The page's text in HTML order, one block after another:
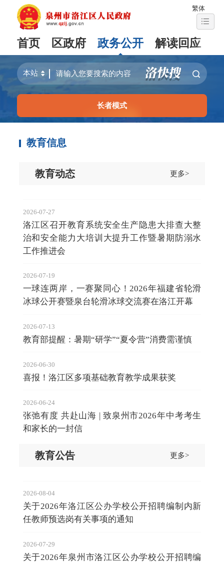
繁体
首页 区政府 政务公开 解读回应
长者模式
教育信息
教育动态 更多>
2026-07-27
洛江区召开教育系统安全生产隐患大排查大整
治和安全能力大培训大提升工作暨暑期防溺水
工作推进会
2026-07-19
一球连两岸，一赛聚同心！2026年福建省轮滑
冰球公开赛暨泉台轮滑冰球交流赛在洛江开幕
2026-07-13
教育部提醒：暑期“研学”“夏令营”消费需谨慎
2026-06-30
喜报！洛江区多项基础教育教学成果获奖
2026-06-24
张弛有度 共赴山海 | 致泉州市2026年中考考生
和家长的一封信
教育公告 更多>
2026-08-04
关于2026年洛江区公办学校公开招聘编制内新
任教师预选岗有关事项的通知
2026-07-29
关于2026年泉州市洛江区公办学校公开招聘编